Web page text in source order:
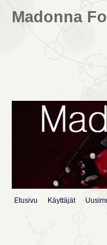
Madonna
Etusivu Käyttäjät